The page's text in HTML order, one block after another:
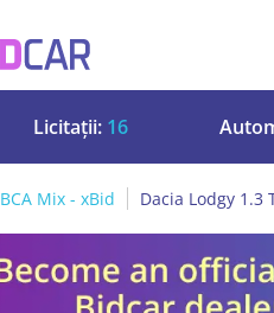
Licitații: 16
BCA Mix - xBid Dacia Lodgy 1.3